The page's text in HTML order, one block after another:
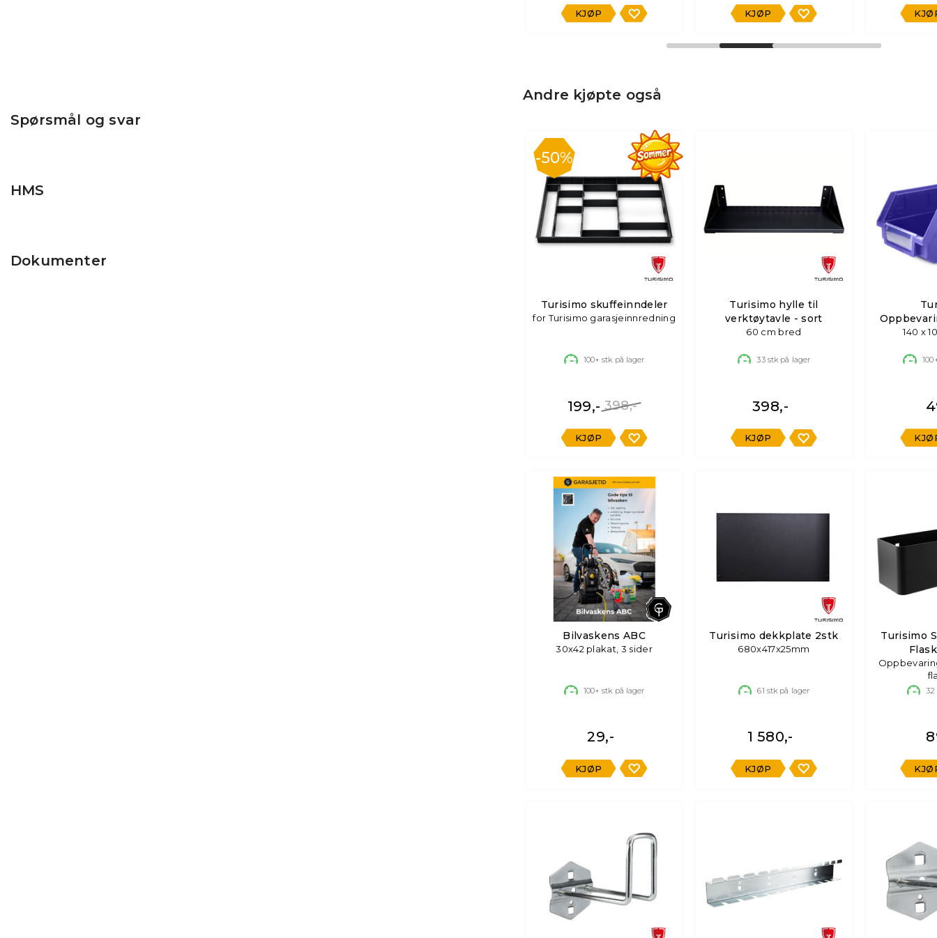
KJØP KJØP
Andre kjøpte også
50%
Turisimo skuffeinndeler
for Turisimo garasjeinnredning
100+ stk på lager
398,-
199,-
KJØP
Turisimo hylle til
verktøytavle - sort
60 cm bred
33stk på lager
398,-
KJØP
140 x
Bilvaskens ABC
30x42 plakat, 3 sider
100+ stk på lager
29,-
KJØP
Turisimo dekkplate 2stk
680x417x25mm
61 stk på lager
1 580,-
KJØP
Turisimo
32
Spørsmål og svar
HMS
Dokumenter